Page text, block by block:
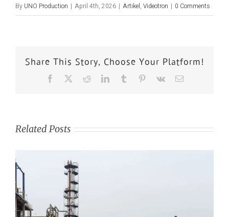
By UNO Production | April 4th, 2026 | Artikel, Videotron | 0 Comments
Share This Story, Choose Your Platform!
Related Posts